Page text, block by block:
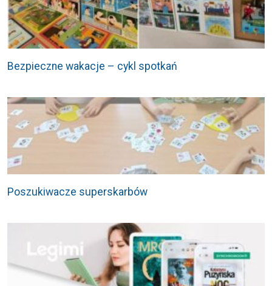
Bezpieczne wakacje – cykl spotkań
Poszukiwacze superskarbów